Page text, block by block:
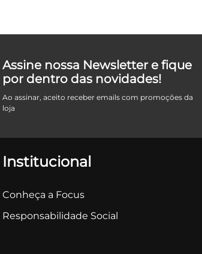
Assine nossa Newsletter e fique
por dentro das novidades!
Ao assinar, aceito receber emails com promoções da
loja
Institucional
Conheça a Focus
Responsabilidade Social